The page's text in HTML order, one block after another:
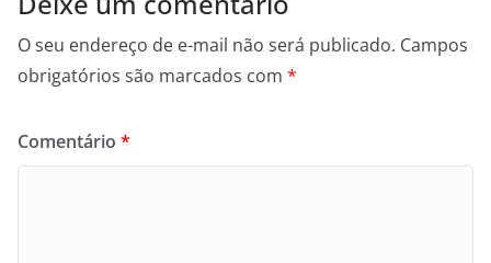
O seu endereço de e-mail não será publicado. Campos
obrigatórios são marcados com *
Comentário *